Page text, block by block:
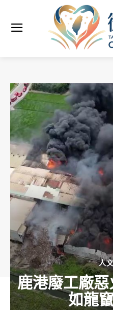
人
鹿港廢工廠
如龍